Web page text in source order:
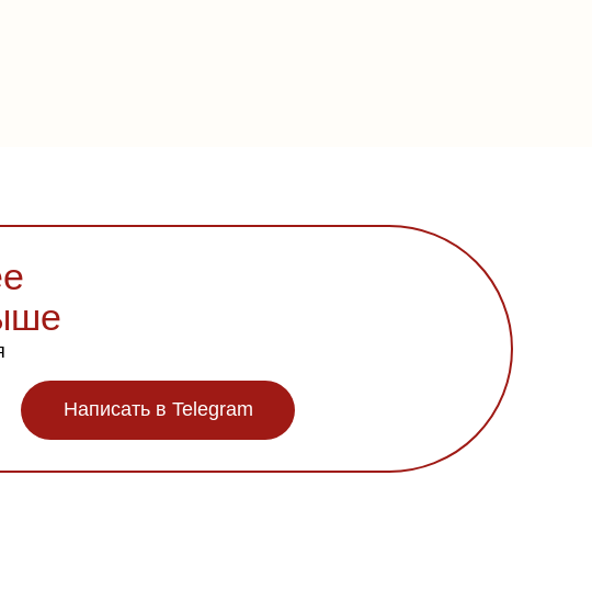
Написать в Telegram